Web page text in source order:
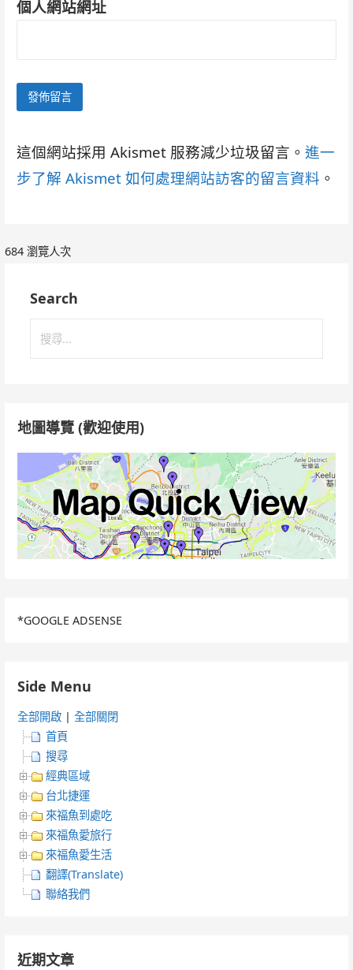
個人網站網址
這個網站採用 Akismet 服務減少垃圾留言。 進一
步了解 Akismet 如何處理網站訪客的留言資料 。
684 瀏覽人次
Search
地圖導覽 (歡迎使用)
*GOOGLE ADSENSE
Side Menu
全部開啟 |全部關閉
首頁
搜尋
經典區域
台北捷運
來福魚到處吃
來福魚愛旅行
來福魚愛生活
翻譯(Translate)
聯絡我們
近期文章